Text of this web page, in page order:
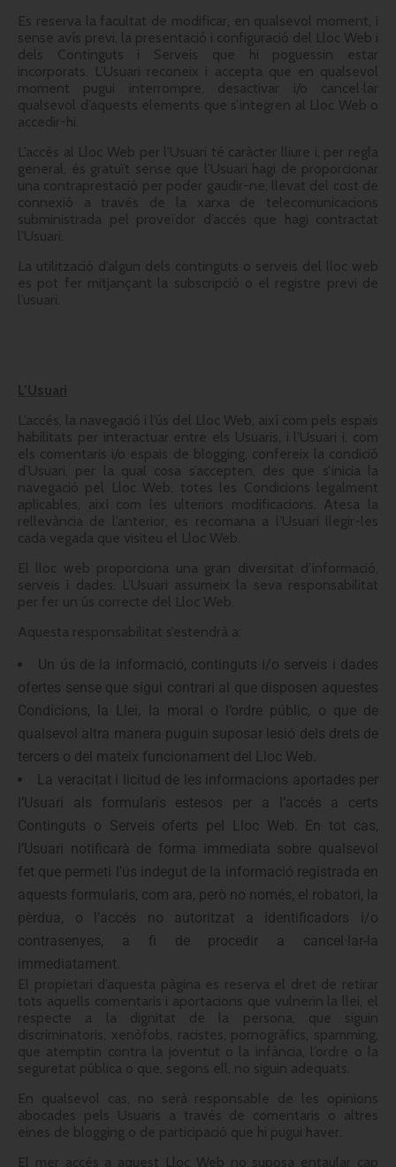
Es reserva la facultat de modificar, en qualsevol moment, i
sense avís previ, la presentació i configuració del Lloc Web i
dels Continguts i Serveis que hi poguessin estar
incorporats. L’Usuari reconeix i accepta que en qualsevol
moment pugui interrompre, desactivar i/o cancel·lar
qualsevol d’aquests elements que s’integren al Lloc Web o
accedir-hi.
L’accés al Lloc Web per l’Usuari té caràcter lliure i, per regla
general, és gratuït sense que l’Usuari hagi de proporcionar
una contraprestació per poder gaudir-ne, llevat del cost de
connexió a través de la xarxa de telecomunicacions
subministrada pel proveïdor d’accés que hagi contractat
l’Usuari.
La utilització d’algun dels continguts o serveis del lloc web
es pot fer mitjançant la subscripció o el registre previ de
l’usuari.
L’Usuari
L’accés, la navegació i l’ús del Lloc Web, així com pels espais
habilitats per interactuar entre els Usuaris, i l’Usuari i, com
els comentaris i/o espais de blogging, confereix la condició
d’Usuari, per la qual cosa s’accepten, des que s’inicia la
navegació pel Lloc Web, totes les Condicions legalment
aplicables, així com les ulteriors modificacions. Atesa la
rellevància de l’anterior, es recomana a l’Usuari llegir-les
cada vegada que visiteu el Lloc Web.
El lloc web proporciona una gran diversitat d’informació,
serveis i dades. L’Usuari assumeix la seva responsabilitat
per fer un ús correcte del Lloc Web.
Aquesta responsabilitat s’estendrà a:
Un ús de la informació, continguts i/o serveis i dades
ofertes sense que sigui contrari al que disposen aquestes
Condicions, la Llei, la moral o l’ordre públic, o que de
qualsevol altra manera puguin suposar lesió dels drets de
tercers o del mateix funcionament del Lloc Web.
La veracitat i licitud de les informacions aportades per
l’Usuari als formularis estesos per a l’accés a certs
Continguts o Serveis oferts pel Lloc Web. En tot cas,
l’Usuari notificarà de forma immediata sobre qualsevol
fet que permeti l’ús indegut de la informació registrada en
aquests formularis, com ara, però no només, el robatori, la
pèrdua, o l’accés no autoritzat a identificadors i/o
contrasenyes, a fi de procedir a cancel·lar-la
immediatament.
El propietari d’aquesta pàgina es reserva el dret de retirar
tots aquells comentaris i aportacions que vulnerin la llei, el
respecte a la dignitat de la persona, que siguin
discriminatoris, xenòfobs, racistes, pornogràfics, spamming,
que atemptin contra la joventut o la infància, l’ordre o la
seguretat pública o que, segons ell, no siguin adequats.
En qualsevol cas, no serà responsable de les opinions
abocades pels Usuaris a través de comentaris o altres
eines de blogging o de participació que hi pugui haver.
El mer accés a aquest Lloc Web no suposa entaular cap